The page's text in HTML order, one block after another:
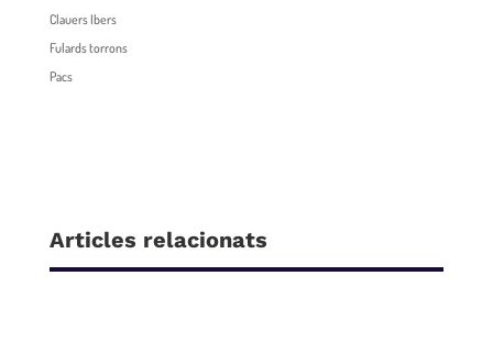
Clauers Ibers
Fulards torrons
Pacs
Articles relacionats